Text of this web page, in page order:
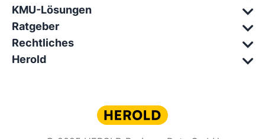
KMU-Lösungen
Ratgeber
Rechtliches
Herold